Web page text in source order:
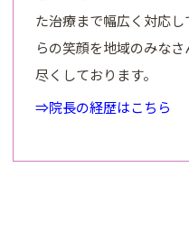
た治療まで幅広く対応
らの笑顔を地域のみな
尽くしております。
⇒院長の経歴はこちら